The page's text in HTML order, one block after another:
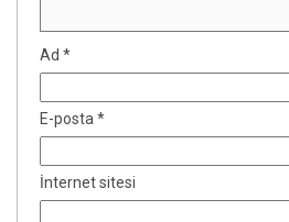
Ad *
E-posta *
İnternet sitesi